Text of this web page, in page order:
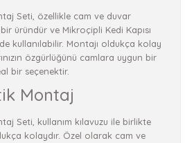
Seti, özellikle cam ve duvar
üründür ve Mikroçipli Kedi Kapısı
kullanılabilir. Montajı oldukça kolay
özgürlüğünü camlara uygun bir
bir seçenektir.
Montaj
Seti, kullanım kılavuzu ile birlikte
kolaydır. Özel olarak cam ve